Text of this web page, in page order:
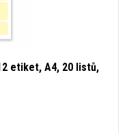
etiket, A4, 20 listů,